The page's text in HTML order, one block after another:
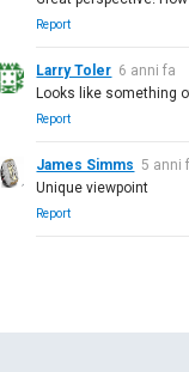
Report
Larry Toler 6 anni fa
Looks like something
Report
James Simms 5 anni
Unique viewpoint
Report